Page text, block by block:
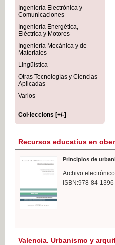
Ingeniería Electrónica y
Comunicaciones
Ingeniería Energética,
Eléctrica y Motores
Ingeniería Mecánica y de
Materiales
Lingüística
Otras Tecnologías y Ciencias
Aplicadas
Varios
Col·leccions [+/-]
Recursos educatius en
Principios de
Archivo
ISBN:978-84-
Valencia. Urbanismo y